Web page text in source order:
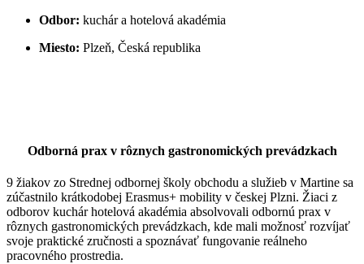
Odbor: kuchár a hotelová akadémia
Miesto: Plzeň, Česká republika
Odborná prax v rôznych gastronomických prevádzkach
9 žiakov zo Strednej odbornej školy obchodu a služieb v Martine sa
zúčastnilo krátkodobej Erasmus+ mobility v českej Plzni. Žiaci z
odborov kuchár hotelová akadémia absolvovali odbornú prax v
rôznych gastronomických prevádzkach, kde mali možnosť rozvíjať
svoje praktické zručnosti a spoznávať fungovanie reálneho
pracovného prostredia.